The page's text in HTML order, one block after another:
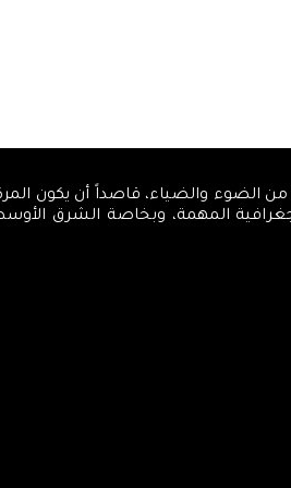
مثله الإله ” رع ” من الضوء والضياء، قاصداً
المهمة، وبخاصة الشرق